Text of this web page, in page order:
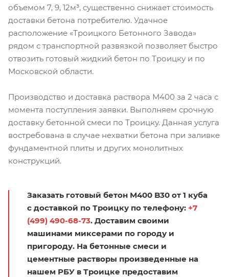
объемом 7, 9, 12м³, существенно снижает стоимость
доставки бетона потребителю. Удачное
расположение «Троицкого Бетонного Завода»
рядом с транспортной развязкой позволяет быстро
отвозить готовый жидкий бетон по Троицку и по
Московской области.
Производство и доставка раствора М400 за 2 часа с
момента поступления заявки. Выполняем срочную
доставку бетонной смеси по Троицку. Данная услуга
востребована в случае нехватки бетона при заливке
фундаментной плиты и других монолитных
конструкций.
Заказать готовый бетон М400 B30 от 1 куба
с доставкой по Троицку по телефону: +7
(499) 490-68-73. Доставим своими
машинами миксерами по городу и
пригороду. На бетонные смеси и
цементные растворы произведенные на
нашем РБУ в Троицке предоставим